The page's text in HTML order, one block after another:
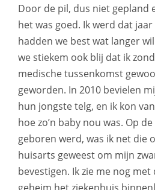
Door de pil, dus niet gepland
het was goed. Ik werd dat
hadden we best wat langer
we stiekem ook blij dat ik
medische tussenkomst
geworden. In 2010 bevielen
hun jongste telg, en ik kon
hoe zo’n baby nou was. Op
geboren werd, was ik net die
huisarts geweest om mijn
bevestigen. Ik zie me nog